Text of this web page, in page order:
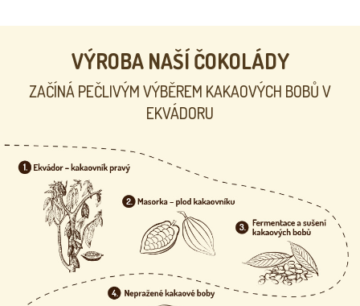
í
r
v
k
y
v
s
N
VÝROBA NAŠÍ ČOKOLÁDY
ZAČÍNÁ PEČLIVÝM VÝBĚREM KAKAOVÝCH BOBŮ V
EKVÁDORU